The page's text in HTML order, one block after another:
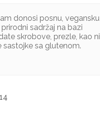
donosi posnu, vegansku
sadržaj na bazi
skrobove, prezle, kao ni
sa glutenom.
začinsko bilje, začini.